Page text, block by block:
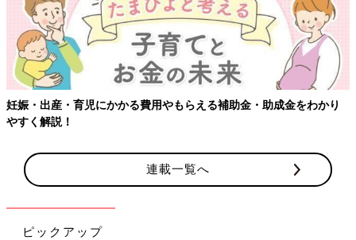
妊娠・出産・育児にかかる費用やもらえる補助金・助成金をわかり
やすく解説！
連載一覧へ
ピックアップ